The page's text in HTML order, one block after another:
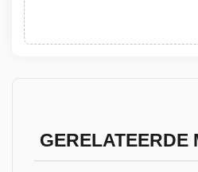
GERELATEERDE